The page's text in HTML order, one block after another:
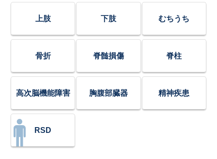
上肢 下肢 むちうち
骨折 脊髄損傷 脊柱
高次脳機能障害 胸腹部臓器 精神疾患
RSD